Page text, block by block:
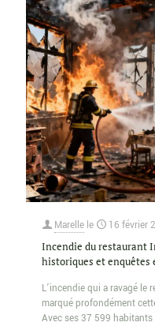
Marelle le 16 février
Incendie du restaurant
historiques et enquêtes
L’incendie qui a ravagé le
marqué profondément
Avec ses 37 599 habitants